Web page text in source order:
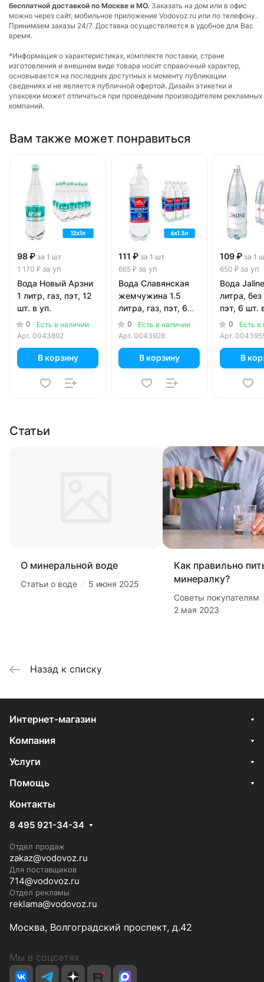
бесплатной доставкой по Москве и МО. Заказать на дом или в офис
можно через сайт, мобильное приложение Vodovoz.ru или по телефону.
Принимаем заказы 24/7. Доставка осуществляется в удобное для Вас
время.
*Информация о характеристиках, комплекте поставки, стране
изготовления и внешнем виде товара носит справочный характер,
основывается на последних доступных к моменту публикации
сведениях и не является публичной офертой. Дизайн этикетки и
упаковки может отличаться при проведении производителем рекламных
компаний.
Вам также может понравиться
98 ₽ за 1 шт
1 170 ₽ за уп
Вода Новый Арзни
1 литр, газ, пэт, 12
шт. в уп.
0
Есть в наличии
Арт. 0043892
В корзину
111 ₽ за 1 шт
665 ₽ за уп
Вода Славянская
жемчужина 1.5
литра, газ, пэт, 6
шт. в уп.
0
Есть в наличии
Арт. 0043928
В корзину
109 ₽ за 1
650 ₽ за уп
Вода
литра, без
пэт, 6 шт.
0
Есть в
Арт.
В
Статьи
О минеральной воде
Статьи о воде / 5 июня 2025
Как правильно
минералку?
Советы покупателям
2 мая 2023
Назад к списку
Интернет-магазин
Компания
Услуги
Помощь
Контакты
8 495 921-34-34
Отдел продаж
zakaz@vodovoz.ru
Для поставщиков
714@vodovoz.ru
Отдел рекламы
reklama@vodovoz.ru
Москва, Волгоградский проспект, д.42
Мы в соцсетях